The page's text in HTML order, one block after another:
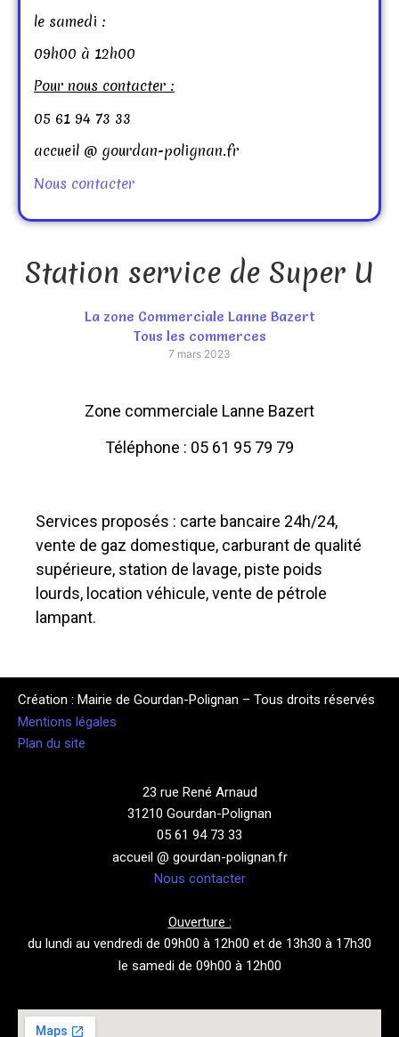
le samedi :
09h00 à 12h00
Pour nous contacter :
05 61 94 73 33
accueil @ gourdan-polignan.fr
Nous contacter
Station service de Super U
La zone Commerciale Lanne Bazert
Tous les commerces
7 mars 2023
Zone commerciale Lanne Bazert
Téléphone : 05 61 95 79 79
Services proposés : carte bancaire 24h/24,
vente de gaz domestique, carburant de qualité
supérieure, station de lavage, piste poids
lourds, location véhicule, vente de pétrole
lampant.
Création : Mairie de Gourdan-Polignan – Tous droits réservés
Mentions légales
Plan du site
23 rue René Arnaud
31210 Gourdan-Polignan
05 61 94 73 33
accueil @ gourdan-polignan.fr
Nous contacter
Ouverture :
du lundi au vendredi de 09h00 à 12h00 et de 13h30 à 17h30
le samedi de 09h00 à 12h00